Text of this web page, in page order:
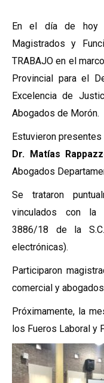
En el día de hoy
Magistrados y
TRABAJO en el
Provincial para el
Excelencia de
Abogados de Morón.
Estuvieron
Dr. Matías
Abogados
Se trataron
vinculados con la
3886/18 de la
electrónicas).
Participaron
comercial y
Próximamente, la
los Fueros Laboral y